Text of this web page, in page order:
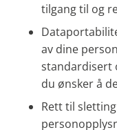
tilgang til og
av dine
standardisert
du ønsker å
Rett til